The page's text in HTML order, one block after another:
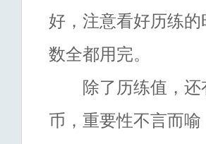
好，注意看好历练
数全都用完。
除了历练值，还
币，重要性不言而